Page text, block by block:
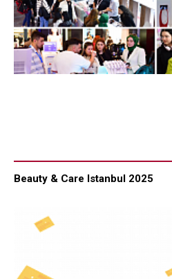
Beauty & Care Istanbul 2025